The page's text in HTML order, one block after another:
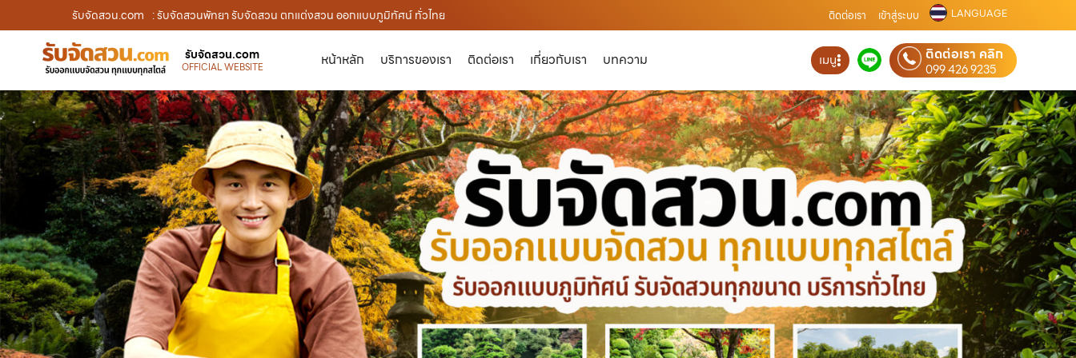
รับจัดสวน.com : รับจัดสวนพัทยา รับจัดสวน ตกแต่งสวน ออกแบบภูมิทัศน์ ทั่วไทย ติดต่อเรา เข้าสู่ระบบ LANGUAGE
รับจัดสวน.com
OFFICIAL WEBSITE หน้าหลัก บริการของเรา ติดต่อเรา เกี่ยวกับเรา บทความ เมนู ติดต่อเรา คลิก
099 426 9235